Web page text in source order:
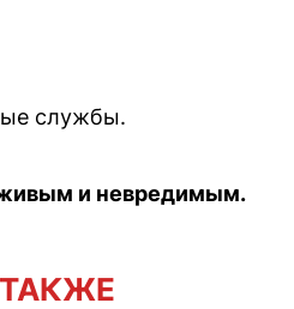
службы.
живым и невредимым.